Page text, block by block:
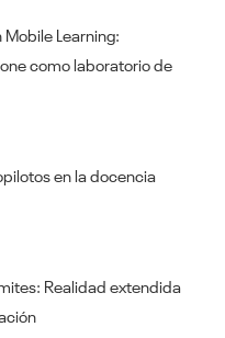
Learning:
como laboratorio de
en la docencia
Realidad extendida